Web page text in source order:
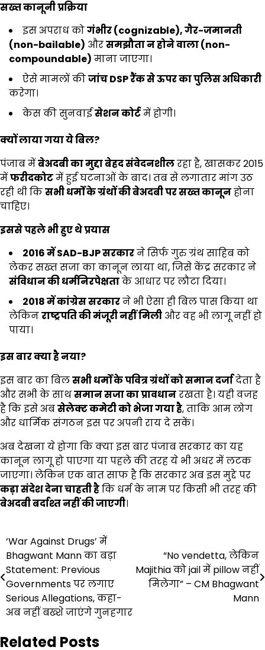
सख्त कानूनी प्रक्रिया
इस अपराध कोगंभीर (cognizable),गैर-जमानती
(non-bailable) औरसमझौता न होने वाला (non-
compoundable) माना जाएगा।
ऐसे मामलों कीजांचDSPरैंक से ऊपर का पुलिस अधिकारी
करेगा।
केस की सुनवाईसेशन कोर्टमें होगी।
क्यों लाया गया ये बिल?
पंजाब मेंबेअदबी का मुद्दा बेहद संवेदनशीलरहा है, खासकर 2015
मेंफरीदकोटमें हुई घटनाओं के बाद। तब से लगातार मांग उठ
रही थी किसभी धर्मों के ग्रंथों की बेअदबी पर सख्त कानूनहोना
चाहिए।
इससे पहले भी हुए थे प्रयास
2016मेंSAD-BJPसरकारने सिर्फ गुरु ग्रंथ साहिब को
लेकर सख्त सजा का कानून लाया था, जिसे केंद्र सरकार ने
संविधान की धर्मनिरपेक्षताके आधार पर लौटा दिया।
2018में कांग्रेस सरकारने भी ऐसा ही बिल पास किया था
लेकिनराष्ट्रपति की मंजूरी नहीं मिली और वह भी लागू नहीं हो
पाया।
इस बार क्या है नया?
इस बार का बिलसभी धर्मों के पवित्र ग्रंथों को समान दर्जादेता है
और सभी के साथसमान सजा का प्रावधानरखता है। यही वजह
है कि इसे अबसेलेक्ट कमेटी को भेजा गया है, ताकि आम लोग
और धार्मिक संगठन इस पर अपनी राय दे सकें।
अब देखना ये होगा कि क्या इस बार पंजाब सरकार का यह
कानून लागू हो पाएगा या पहले की तरह ये भी अधर में लटक
जाएगा। लेकिन एक बात साफ है कि सरकार अब इस मुद्दे पर
कड़ा संदेश देना चाहती हैकि धर्म के नाम पर किसी भी तरह की
बेअदबी बर्दाश्त नहीं की जाएगी।
Post
navigation
‘War Against Drugs’ में
Bhagwant Mann का बड़ा
Statement: Previous
Governments पर लगाए
Serious Allegations, कहा-
अब नहीं बख्शे जाएंगे गुनहगार
“No vendetta, लेकिन
Majithia को jail में pillow नहीं
मिलेगा” – CM Bhagwant
Mann
Related Posts